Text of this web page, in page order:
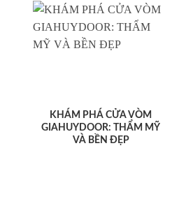
KHÁM PHÁ CỬA VÒM
GIAHUYDOOR: THẨM MỸ
VÀ BỀN ĐẸP